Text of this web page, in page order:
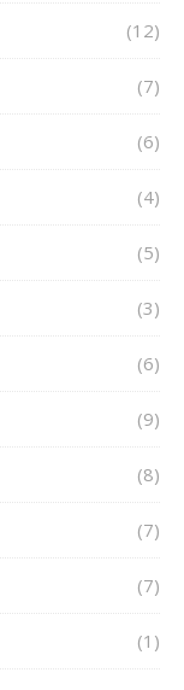
(12)
(7)
(6)
(4)
(5)
(3)
(6)
(9)
(8)
(7)
(7)
(1)